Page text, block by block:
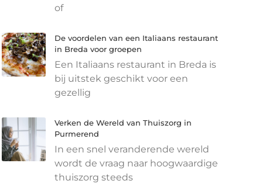
of
De voordelen van een Italiaans restaurant
in Breda voor groepen
Een Italiaans restaurant in Breda is
bij uitstek geschikt voor een
gezellig
Verken de Wereld van Thuiszorg in
Purmerend
In een snel veranderende wereld
wordt de vraag naar hoogwaardige
thuiszorg steeds